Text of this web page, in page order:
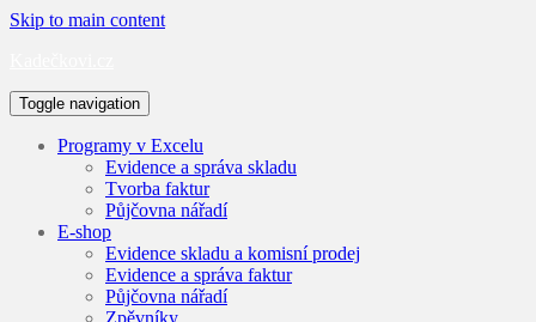
Skip to main content
Toggle navigation
Programy v Excelu
Evidence a správa skladu
Tvorba faktur
Půjčovna nářadí
E-shop
Evidence skladu a komisní prodej
Evidence a správa faktur
Půjčovna nářadí
Zpěvníky